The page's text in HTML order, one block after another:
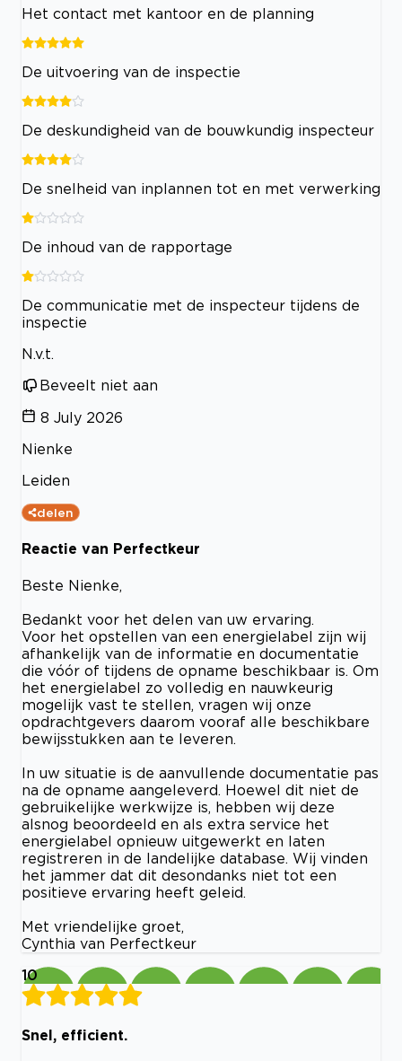
Het contact met kantoor en de planning
De uitvoering van de inspectie
De deskundigheid van de bouwkundig inspecteur
De snelheid van inplannen tot en met verwerking
De inhoud van de rapportage
De communicatie met de inspecteur tijdens de
inspectie
N.v.t.
Beveelt niet aan
8 July 2026
Nienke
Leiden
delen
Reactie van Perfectkeur
Beste Nienke,
Bedankt voor het delen van uw ervaring.
Voor het opstellen van een energielabel zijn wij
afhankelijk van de informatie en documentatie
die vóór of tijdens de opname beschikbaar is. Om
het energielabel zo volledig en nauwkeurig
mogelijk vast te stellen, vragen wij onze
opdrachtgevers daarom vooraf alle beschikbare
bewijsstukken aan te leveren.
In uw situatie is de aanvullende documentatie pas
na de opname aangeleverd. Hoewel dit niet de
gebruikelijke werkwijze is, hebben wij deze
alsnog beoordeeld en als extra service het
energielabel opnieuw uitgewerkt en laten
registreren in de landelijke database. Wij vinden
het jammer dat dit desondanks niet tot een
positieve ervaring heeft geleid.
Met vriendelijke groet,
Cynthia van Perfectkeur
10
Snel, efficient.